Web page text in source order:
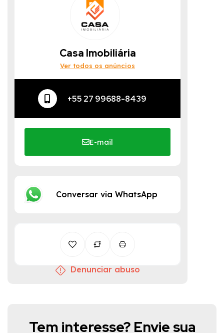
Casa Imobiliária
Ver todos os anúncios
+55 27 99688-8439
E-mail
Conversar via WhatsApp
Denunciar abuso
Tem interesse? Envie sua